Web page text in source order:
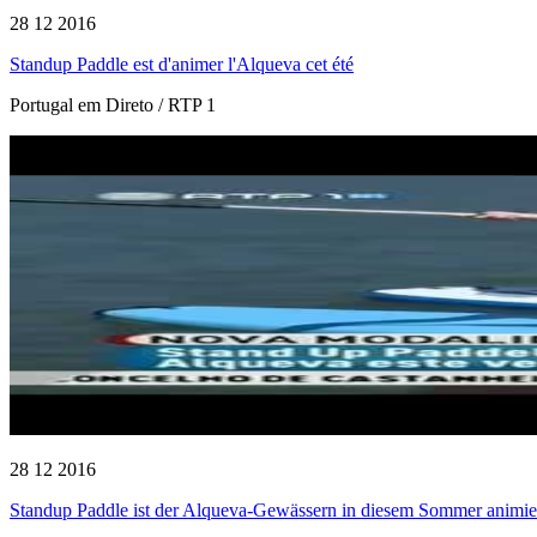
28 12 2016
Standup Paddle est d'animer l'Alqueva cet été
Portugal em Direto / RTP 1
28 12 2016
Standup Paddle ist der Alqueva-Gewässern in diesem Sommer